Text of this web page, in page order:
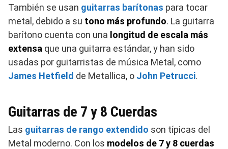
También se usan guitarras barítonas para tocar
metal, debido a su tono más profundo. La guitarra
barítono cuenta con una longitud de escala más
extensa que una guitarra estándar, y han sido
usadas por guitarristas de música Metal, como
James Hetfield de Metallica, o John Petrucci.
Guitarras de 7 y 8 Cuerdas
Las guitarras de rango extendido son típicas del
Metal moderno. Con los modelos de 7 y 8 cuerdas